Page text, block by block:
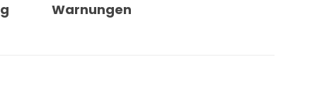
Duftintensität.
Warnungen